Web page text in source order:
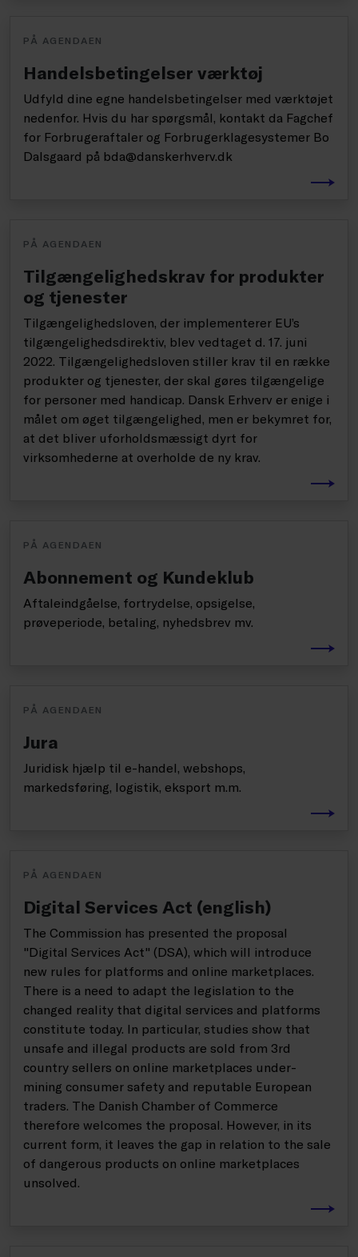
PÅ AGENDAEN
Handelsbetingelser værktøj
Udfyld dine egne handelsbetingelser med værktøjet
nedenfor. Hvis du har spørgsmål, kontakt da Fagchef
for Forbrugeraftaler og Forbrugerklagesystemer Bo
Dalsgaard på bda@danskerhverv.dk
PÅ AGENDAEN
Tilgængelighedskrav for produkter
og tjenester
Tilgængelighedsloven, der implementerer EU’s
tilgængelighedsdirektiv, blev vedtaget d. 17. juni
2022. Tilgængelighedsloven stiller krav til en række
produkter og tjenester, der skal gøres tilgængelige
for personer med handicap. Dansk Erhverv er enige i
målet om øget tilgængelighed, men er bekymret for,
at det bliver uforholdsmæssigt dyrt for
virksomhederne at overholde de ny krav.
PÅ AGENDAEN
Abonnement og Kundeklub
Aftaleindgåelse, fortrydelse, opsigelse,
prøveperiode, betaling, nyhedsbrev mv.
PÅ AGENDAEN
Jura
Juridisk hjælp til e-handel, webshops,
markedsføring, logistik, eksport m.m.
PÅ AGENDAEN
Digital Services Act (english)
The Commission has presented the proposal
"Digital Services Act" (DSA), which will introduce
new rules for platforms and online marketplaces.
There is a need to adapt the legislation to the
changed reality that digital services and platforms
constitute today. In particular, studies show that
unsafe and illegal products are sold from 3rd
country sellers on online marketplaces under-
mining consumer safety and reputable European
traders. The Danish Chamber of Commerce
therefore welcomes the proposal. However, in its
current form, it leaves the gap in relation to the sale
of dangerous products on online marketplaces
unsolved.